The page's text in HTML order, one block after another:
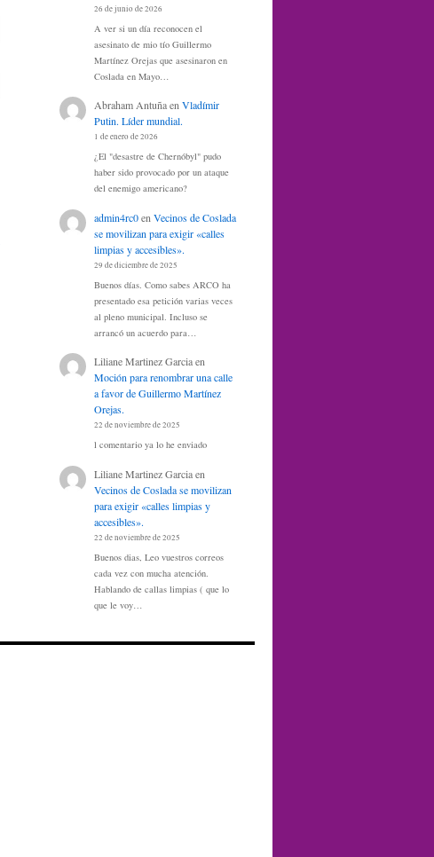
26 de junio de 2026
A ver si un día reconocen el
asesinato de mio tío Guillermo
Martínez Orejas que asesinaron en
Coslada en Mayo…
Abraham AntuñaenVladímir
Putin. Líder mundial.
1 de enero de 2026
¿El "desastre de Chernóbyl" pudo
haber sido provocado por un ataque
del enemigo americano?
admin4rc0en Vecinos de Coslada
se movilizan para exigir «calles
limpias y accesibles».
29 de diciembre de 2025
Buenos días. Como sabes ARCO ha
presentado esa petición varias veces
al pleno municipal. Incluso se
arrancó un acuerdo para…
Liliane Martinez Garciaen
Moción para renombrar una calle
a favor de Guillermo Martínez
Orejas.
22 de noviembre de 2025
l comentario ya lo he enviado
Liliane Martinez Garciaen
Vecinos de Coslada se movilizan
para exigir «calles limpias y
accesibles».
22 de noviembre de 2025
Buenos dias, Leo vuestros correos
cada vez con mucha atención.
Hablando de callas limpias ( que lo
que le voy…